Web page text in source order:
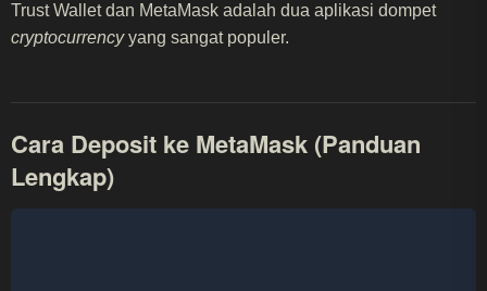
Trust Wallet dan MetaMask adalah dua aplikasi dompet
cryptocurrencyyang sangat populer.
Cara Deposit ke MetaMask (Panduan
Lengkap)